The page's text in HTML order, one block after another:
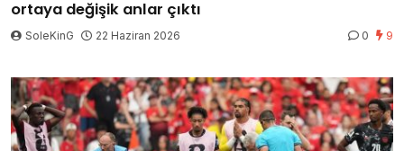
ortaya değişik anlar çıktı
SoleKinG 22 Haziran 2026 0 9